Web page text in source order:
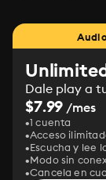
Dale play a
$7.99 /mes
1 cuenta
Acceso
Escucha y lee
Modo sin
Cancela en